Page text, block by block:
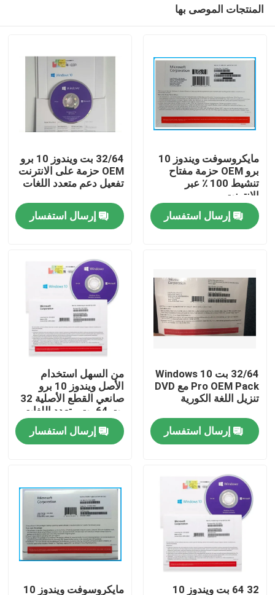
منتجات
أشرطة فيديو
جولة في المعمل
رقابة جودة
اتصل بنا
أخبار
حالات
مفتاح ترخيص البرنامج
المنتجات الموصى بها
مايكروسوفت ويندوز 10
برو OEM حزمة مفتاح
تنشيط 100 ٪ عبر
الإنترنت
إرسال استفسار
32/64 بت ويندوز 10 برو
OEM حزمة على الانترنت
تفعيل دعم متعدد اللغات
إرسال استفسار
32/64 بت Windows 10
Pro OEM Pack مع DVD
تنزيل اللغة الكورية
إرسال استفسار
من السهل استخدام
الأصل ويندوز 10 برو
صانعي القطع الأصلية 32
بت 64 بت متعدد اللغات
إرسال استفسار
32 64 بت ويندوز 10 مايكروسوفت ويندوز 10